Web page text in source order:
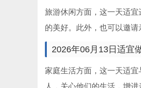
旅游休闲方面，这一天适
的美好。此外，也可以邀请
2026年06月13日适宜
家庭生活方面，这一天适
人，关心他们的生活，增进